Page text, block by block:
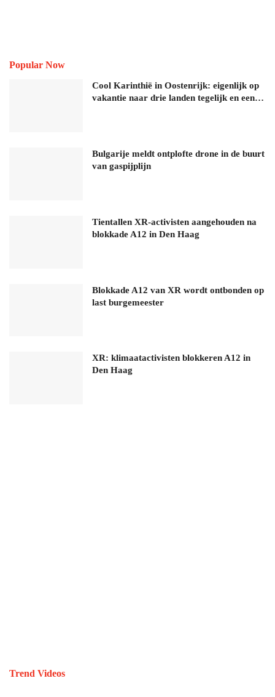
Popular Now
Cool Karinthië in Oostenrijk: eigenlijk op
vakantie naar drie landen tegelijk en een…
Bulgarije meldt ontplofte drone in de buurt
van gaspijplijn
Tientallen XR-activisten aangehouden na
blokkade A12 in Den Haag
Blokkade A12 van XR wordt ontbonden op
last burgemeester
XR: klimaatactivisten blokkeren A12 in
Den Haag
Trend Videos